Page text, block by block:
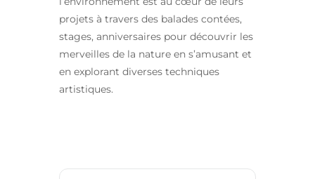
projets à travers des balades contées,
stages, anniversaires pour découvrir les
merveilles de la nature en s’amusant et
en explorant diverses techniques
artistiques.